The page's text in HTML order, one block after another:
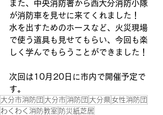
また、中央消防署から西大分消防小隊
が消防車を見せに来てくれました！
水を出すためのホースなど、火災現場
で使う道具も見せてもらい、今回も楽
しく学んでもらうことができました！
次回は10月20日に市内で開催予定で
す。
大分市消防団 大分市 消防団 大分県 女性消防団
わくわく消防教室 防災紙芝居